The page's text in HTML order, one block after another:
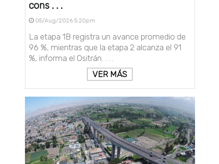
cons . . .
05/Aug/2026 5:20pm
La etapa 1B registra un avance promedio de
96 %, mientras que la etapa 2 alcanza el 91
%, informa el Ositrán. . . .
VER MÁS